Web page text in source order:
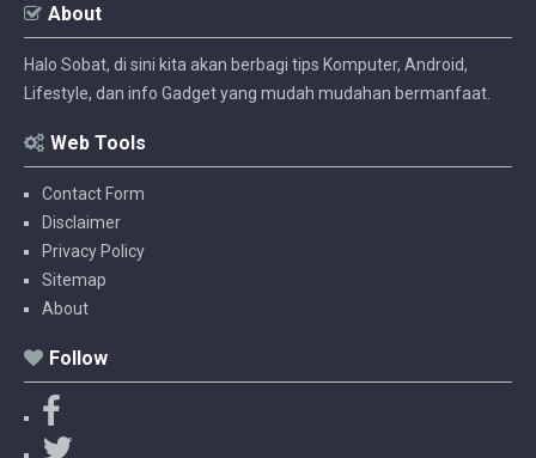
About
Halo Sobat, di sini kita akan berbagi tips Komputer, Android,
Lifestyle, dan info Gadget yang mudah mudahan bermanfaat.
Web Tools
Contact Form
Disclaimer
Privacy Policy
Sitemap
About
Follow
a